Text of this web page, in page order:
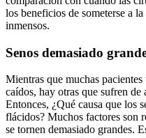
los beneficios de someterse a
inmensos.
Senos demasiado
Mientras que muchas
caídos, hay otras que sufren
Entonces, ¿Qué causa que los
flácidos? Muchos factores son
se tornen demasiado grandes.